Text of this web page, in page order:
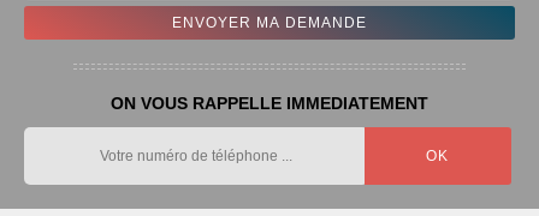
ON VOUS RAPPELLE IMMEDIATEMENT